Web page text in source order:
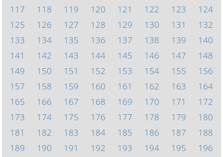
117
118 119 120 121 122 123
124
125
126 127 128 129 130 131
132
133
134 135 136 137 138 139
140
141
142 143 144 145 146 147
148
149
150 151 152 153 154 155
156
157
158 159 160 161 162 163
164
165
166 167 168 169 170 171
172
173
174 175 176 177 178 179
180
181
182 183 184 185 186 187
188
189
190 191 192 193 194 195
196